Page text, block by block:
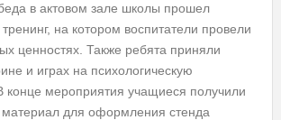
в актовом зале школы прошел
на котором воспитатели провели
ценностях. Также ребята приняли
и играх на психологическую
конце мероприятия учащиеся получили
материал для оформления стенда